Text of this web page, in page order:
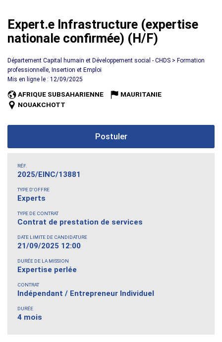
Expert.e Infrastructure (expertise
nationale confirmée) (H/F)
Département Capital humain et Développement social - CHDS > Formation
professionnelle, Insertion et Emploi
Mis en ligne le : 12/09/2025
AFRIQUE SUBSAHARIENNE
MAURITANIE
NOUAKCHOTT
Postuler
RÉF.
2025/EINC/13881
TYPE D'OFFRE
Experts
TYPE DE CONTRAT
Contrat de prestation de services
DATE LIMITE DE CANDIDATURE
21/09/2025 12:00
DURÉE DE LA MISSION
Expertise perlée
CONTRAT
Indépendant / Entrepreneur Individuel
DURÉE
4 mois